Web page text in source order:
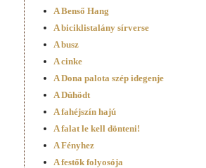
A Benső Hang
A biciklistalány sírverse
A busz
A cinke
A Dona palota szép idegenje
A Dühödt
A fahéjszín hajú
A falat le kell dönteni!
A Fényhez
A festők folyosója